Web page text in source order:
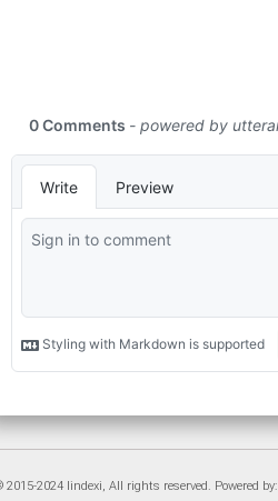
2015-2024 lindexi, All rights reserved. Powered by: